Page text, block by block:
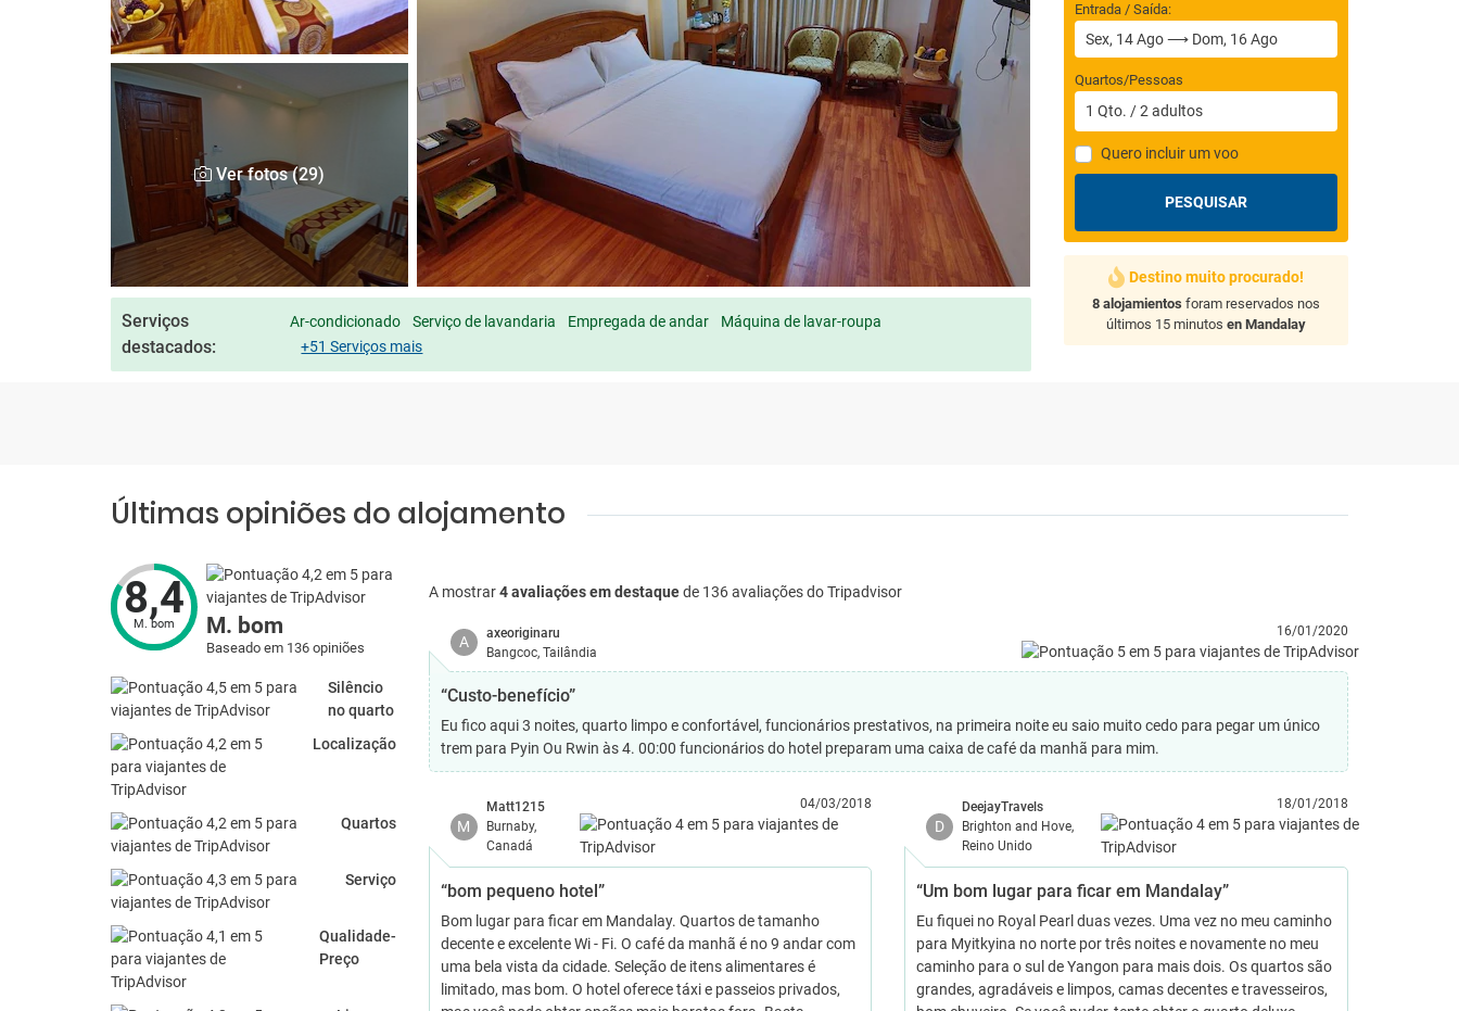
Ver fotos (29)
Serviços
destacados:
Ar-condicionado Serviço de lavandaria Empregada de andar
Máquina de lavar-roupa
+51 Serviços mais
Entrada / Saída:
Quartos/Pessoas
1 Qto. /2 adultos
Quero incluir um voo
PESQUISAR
Destino muito procurado!
8 alojamientos foram reservados nos
últimos 15 minutos en Mandalay
Últimas opiniões do alojamento
8,4
M. bom M. bom
Baseado em 136 opiniões
Silêncio
no quarto
Localização
Quartos
Serviço
Qualidade-
Preço
A mostrar4 avaliações em destaquede 136 avaliações do Tripadvisor
A
axeoriginaru
Bangcoc, Tailândia
16/01/2020
“Custo-benefício”
Eu fico aqui 3 noites, quarto limpo e confortável, funcionários prestativos, na primeira noite eu saio muito cedo para pegar um único
trem para Pyin Ou Rwin às 4. 00:00 funcionários do hotel preparam uma caixa de café da manhã para mim.
M
Matt1215
Burnaby,
Canadá
04/03/2018
“bom pequeno hotel”
Bom lugar para ficar em Mandalay. Quartos de tamanho
decente e excelente Wi - Fi. O café da manhã é no 9 andar com
uma bela vista da cidade. Seleção de itens alimentares é
limitado, mas bom. O hotel oferece táxi e passeios privados,
D
DeejayTravels
Brighton and Hove,
Reino Unido
18/01/2018
“Um bom lugar para ficar em Mandalay”
Eu fiquei no Royal Pearl duas vezes. Uma vez no meu caminho
para Myitkyina no norte por três noites e novamente no meu
caminho para o sul de Yangon para mais dois. Os quartos são
grandes, agradáveis ​​e limpos, camas decentes e travesseiros,